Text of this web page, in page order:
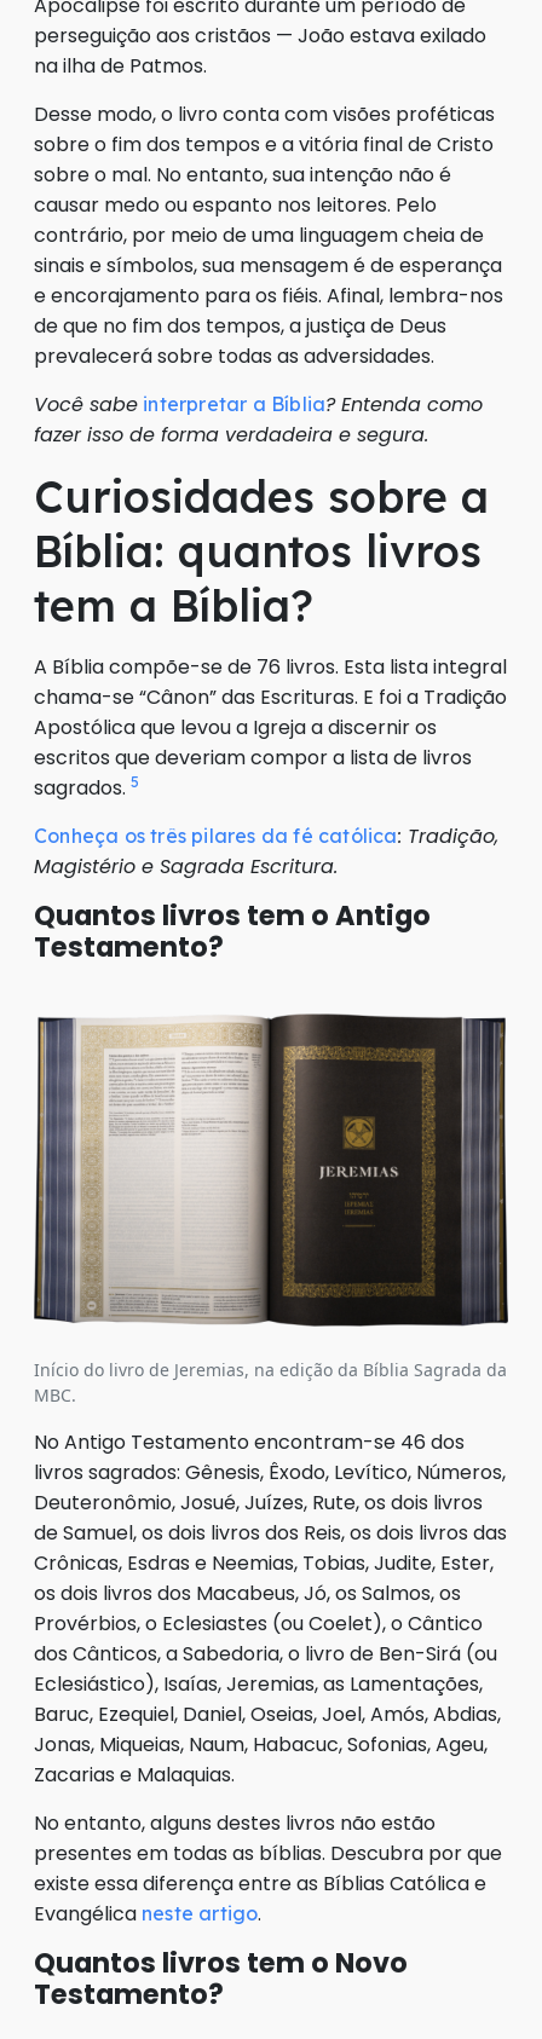
Apocalipse foi escrito durante um período de
perseguição aos cristãos — João estava exilado
na ilha de Patmos.
Desse modo, o livro conta com visões proféticas
sobre o fim dos tempos e a vitória final de Cristo
sobre o mal. No entanto, sua intenção não é
causar medo ou espanto nos leitores. Pelo
contrário, por meio de uma linguagem cheia de
sinais e símbolos, sua mensagem é de esperança
e encorajamento para os fiéis. Afinal, lembra-nos
de que no fim dos tempos, a justiça de Deus
prevalecerá sobre todas as adversidades.
Você sabe interpretar a Bíblia? Entenda como
fazer isso de forma verdadeira e segura.
Curiosidades sobre a
Bíblia: quantos livros
tem a Bíblia?
A Bíblia compõe-se de 76 livros. Esta lista integral
chama-se “Cânon” das Escrituras. E foi a Tradição
Apostólica que levou a Igreja a discernir os
escritos que deveriam compor a lista de livros
sagrados. 5
Conheça os três pilares da fé católica: Tradição,
Magistério e Sagrada Escritura.
Quantos livros tem o Antigo
Testamento?
Início do livro de Jeremias, na edição da Bíblia Sagrada da
MBC.
No Antigo Testamento encontram-se 46 dos
livros sagrados: Gênesis, Êxodo, Levítico, Números,
Deuteronômio, Josué, Juízes, Rute, os dois livros
de Samuel, os dois livros dos Reis, os dois livros das
Crônicas, Esdras e Neemias, Tobias, Judite, Ester,
os dois livros dos Macabeus, Jó, os Salmos, os
Provérbios, o Eclesiastes (ou Coelet), o Cântico
dos Cânticos, a Sabedoria, o livro de Ben-Sirá (ou
Eclesiástico), Isaías, Jeremias, as Lamentações,
Baruc, Ezequiel, Daniel, Oseias, Joel, Amós, Abdias,
Jonas, Miqueias, Naum, Habacuc, Sofonias, Ageu,
Zacarias e Malaquias.
No entanto, alguns destes livros não estão
presentes em todas as bíblias. Descubra por que
existe essa diferença entre as Bíblias Católica e
Evangélica neste artigo.
Quantos livros tem o Novo
Testamento?